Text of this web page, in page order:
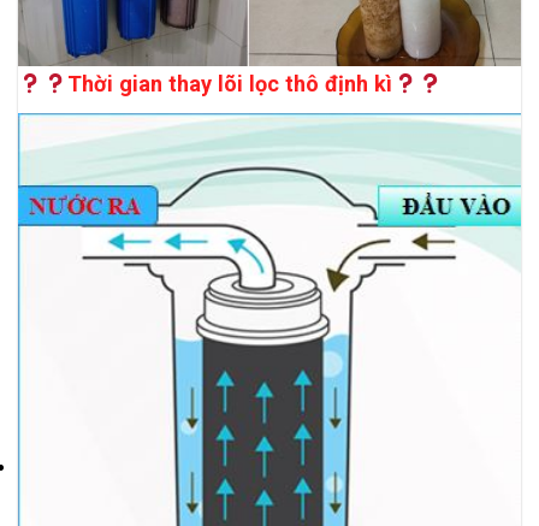
Thời gian thay lõi lọc thô định kì